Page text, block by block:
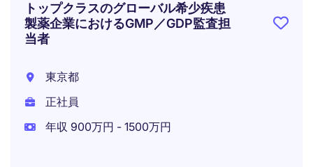
トップクラスのグローバル希少疾患
製薬企業におけるGMP／GDP監査担
当者
東京都
正社員
年収 900万円 - 1500万円